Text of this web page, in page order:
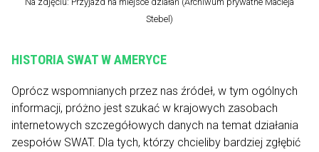
Stebel)
HISTORIA SWAT W AMERYCE
Oprócz wspomnianych przez nas źródeł, w tym ogólnych
informacji, próżno jest szukać w krajowych zasobach
internetowych szczegółowych danych na temat działania
zespołów SWAT. Dla tych, którzy chcieliby bardziej zgłębić